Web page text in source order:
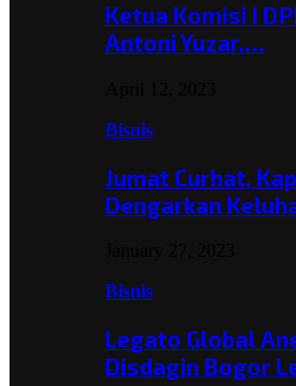
Ketua Komisi I
Antoni Yuzar,…
Bisnis
Jumat Curhat,
Dengarkan
Bisnis
Legato Global
Disdagin Bogor